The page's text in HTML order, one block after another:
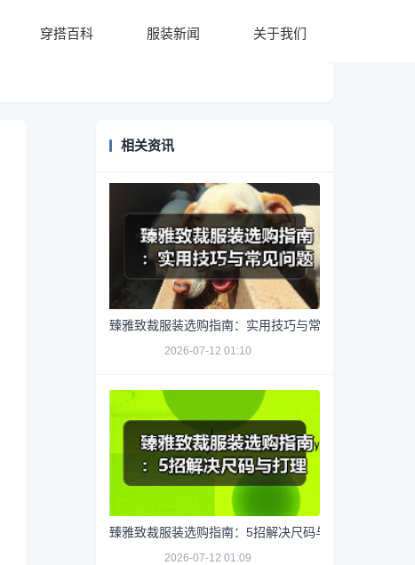
穿搭百科 服装新闻 关于我们
相关资讯
臻雅致裁服装选购指南：实用技巧与常见问题解析
2026-07-12 01:10
臻雅致裁服装选购指南：5招解决尺码与打理难题
2026-07-12 01:09